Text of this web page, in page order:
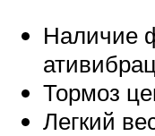
Наличие
Тормоз
Легкий